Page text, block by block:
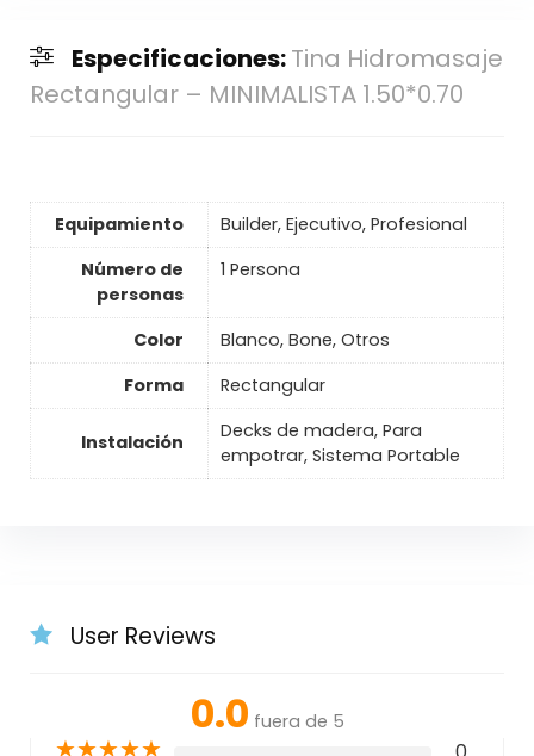
Especificaciones:Tina Hidromasaje
Rectangular – MINIMALISTA 1.50*0.70
Equipamiento
Builder, Ejecutivo, Profesional
Número de
personas
1 Persona
Color
Blanco, Bone, Otros
Forma
Rectangular
Instalación
Decks de madera, Para
empotrar, Sistema Portable
User Reviews
0.0 fuera de 5
★★★★★